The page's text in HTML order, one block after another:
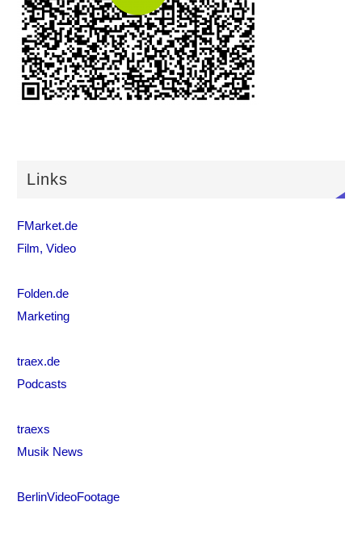
Links
FMarket.de
Film, Video
Folden.de
Marketing
traex.de
Podcasts
traexs
Musik News
BerlinVideoFootage